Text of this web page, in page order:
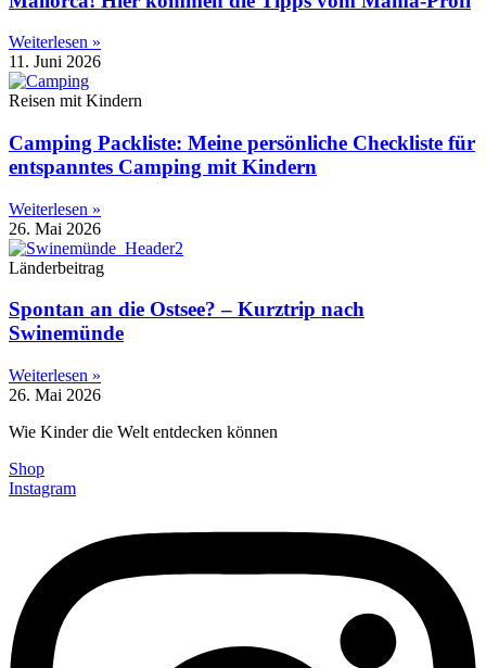
Weiterlesen »
11. Juni 2026
Reisen mit Kindern
Camping Packliste: Meine persönliche Checkliste für
entspanntes Camping mit Kindern
Weiterlesen »
26. Mai 2026
Länderbeitrag
Spontan an die Ostsee? – Kurztrip nach
Swinemünde
Weiterlesen »
26. Mai 2026
Wie Kinder die Welt entdecken können
Shop
Instagram